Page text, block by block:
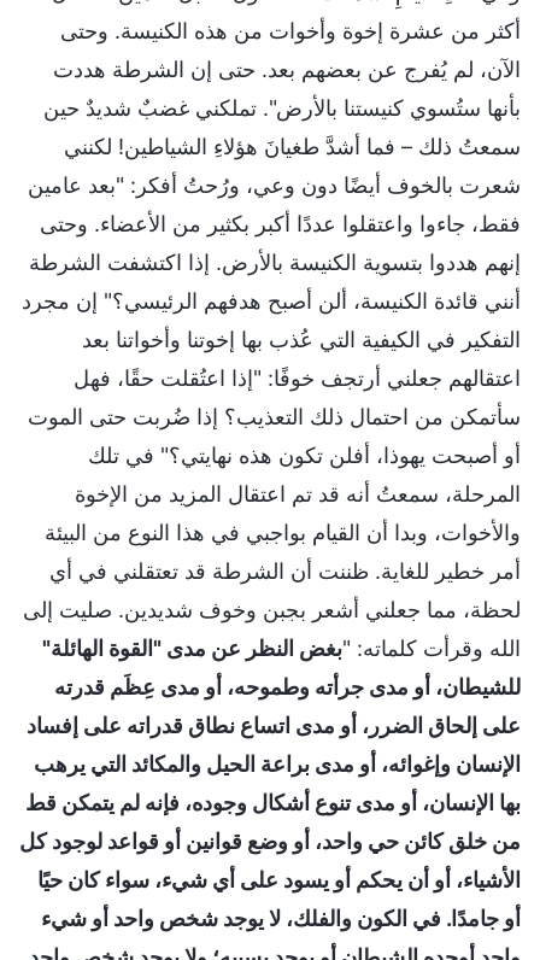
أكثر من عشرة إخوة وأخوات من هذه الكنيسة. وحتى
الآن، لم يُفرج عن بعضهم بعد. حتى إن الشرطة هددت
بأنها ستُسوي كنيستنا بالأرض". تملكني غضبٌ شديدٌ حين
سمعتُ ذلك – فما أشدَّ طغيانَ هؤلاءِ الشياطين! لكنني
شعرت بالخوف أيضًا دون وعي، ورُحتُ أفكر: "بعد عامين
فقط، جاءوا واعتقلوا عددًا أكبر بكثير من الأعضاء. وحتى
إنهم هددوا بتسوية الكنيسة بالأرض. إذا اكتشفت الشرطة
أنني قائدة الكنيسة، ألن أصبح هدفهم الرئيسي؟" إن مجرد
التفكير في الكيفية التي عُذب بها إخوتنا وأخواتنا بعد
اعتقالهم جعلني أرتجف خوفًا: "إذا اعتُقلت حقًا، فهل
سأتمكن من احتمال ذلك التعذيب؟ إذا ضُربت حتى الموت
أو أصبحت يهوذا، أفلن تكون هذه نهايتي؟" في تلك
المرحلة، سمعتُ أنه قد تم اعتقال المزيد من الإخوة
والأخوات، وبدا أن القيام بواجبي في هذا النوع من البيئة
أمر خطير للغاية. ظننت أن الشرطة قد تعتقلني في أي
لحظة، مما جعلني أشعر بجبن وخوف شديدين. صليت إلى
الله وقرأت كلماته: "بغض النظر عن مدى "القوة الهائلة"
للشيطان، أو مدى جرأته وطموحه، أو مدى عِظَم قدرته
على إلحاق الضرر، أو مدى اتساع نطاق قدراته على إفساد
الإنسان وإغوائه، أو مدى براعة الحيل والمكائد التي يرهب
بها الإنسان، أو مدى تنوع أشكال وجوده، فإنه لم يتمكن قط
من خلق كائن حي واحد، أو وضع قوانين أو قواعد لوجود كل
الأشياء، أو أن يحكم أو يسود على أي شيء، سواء كان حيًا
أو جامدًا. في الكون والفلك، لا يوجد شخص واحد أو شيء